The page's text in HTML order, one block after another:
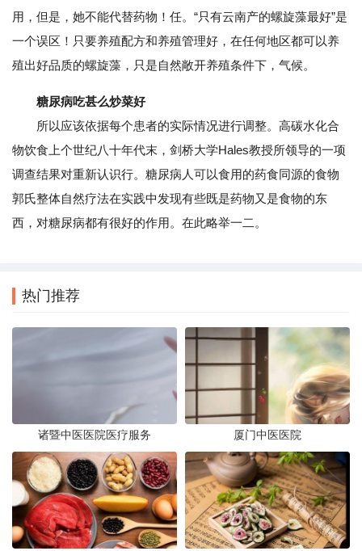
用，但是，她不能代替药物！任。“只有云南产的螺旋藻最好”是
一个误区！只要养殖配方和养殖管理好，在任何地区都可以养
殖出好品质的螺旋藻，只是自然敞开养殖条件下，气候。
糖尿病吃甚么炒菜好
所以应该依据每个患者的实际情况进行调整。高碳水化合
物饮食上个世纪八十年代末，剑桥大学Hales教授所领导的一项
调查结果对重新认识行。糖尿病人可以食用的药食同源的食物
郭氏整体自然疗法在实践中发现有些既是药物又是食物的东
西，对糖尿病都有很好的作用。在此略举一二。
热门推荐
诸暨中医医院医疗服务 厦门中医医院